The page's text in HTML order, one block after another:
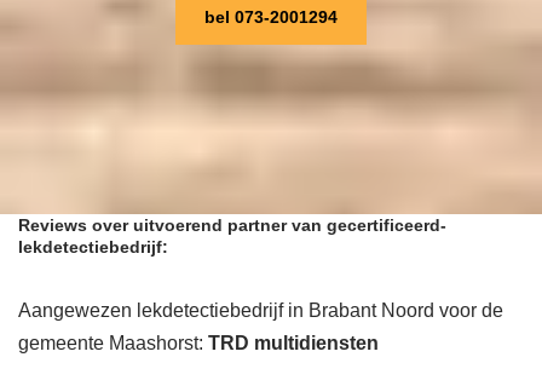
bel 073-2001294
Reviews over uitvoerend partner van gecertificeerd-
lekdetectiebedrijf:
Aangewezen lekdetectiebedrijf in Brabant Noord voor de
gemeente Maashorst: TRD multidiensten